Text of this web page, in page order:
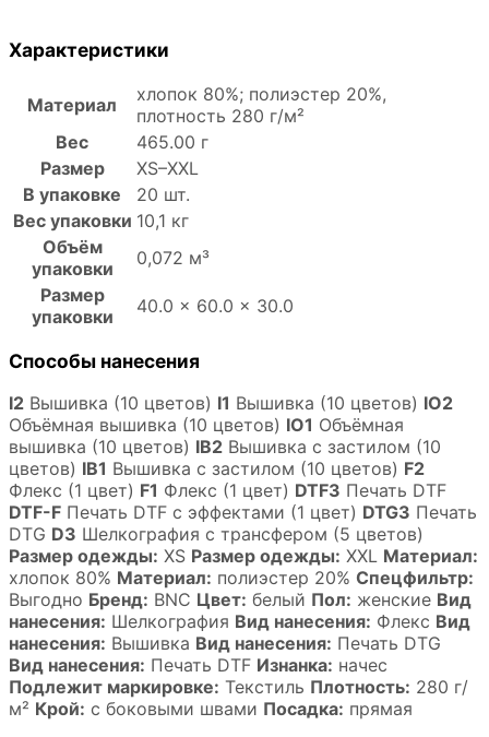
Характеристики
Материал
хлопок 80%; полиэстер 20%,
плотность 280 г/м²
Вес
465.00 г
Размер
XS–XXL
В упаковке
20 шт.
Вес упаковки 10,1 кг
Объём
упаковки
0,072 м³
Размер
упаковки
40.0 × 60.0 × 30.0
Способы нанесения
I2 Вышивка (10 цветов) I1 Вышивка (10 цветов) IO2
Объёмная вышивка (10 цветов) IO1 Объёмная
вышивка (10 цветов) IB2 Вышивка с застилом (10
цветов) IB1 Вышивка с застилом (10 цветов) F2
Флекс (1 цвет) F1 Флекс (1 цвет) DTF3 Печать DTF
DTF-F Печать DTF с эффектами (1 цвет) DTG3 Печать
DTG D3 Шелкография с трансфером (5 цветов)
Размер одежды: XS Размер одежды: XXL Материал:
хлопок 80% Материал: полиэстер 20% Спецфильтр:
Выгодно Бренд: BNC Цвет: белый Пол: женские Вид
нанесения: Шелкография Вид нанесения: Флекс Вид
нанесения: Вышивка Вид нанесения: Печать DTG
Вид нанесения: Печать DTF Изнанка: начес
Подлежит маркировке: Текстиль Плотность: 280 г/
м² Крой: с боковыми швами Посадка: прямая